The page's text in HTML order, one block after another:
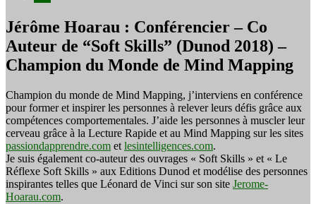
Jérôme Hoarau : Conférencier – Co
Auteur de “Soft Skills” (Dunod 2018) –
Champion du Monde de Mind Mapping
Champion du monde de Mind Mapping, j’interviens en conférence
pour former et inspirer les personnes à relever leurs défis grâce aux
compétences comportementales. J’aide les personnes à muscler leur
cerveau grâce à la Lecture Rapide et au Mind Mapping sur les sites
passiondapprendre.com et lesintelligences.com.
Je suis également co-auteur des ouvrages « Soft Skills » et « Le
Réflexe Soft Skills » aux Editions Dunod et modélise des personnes
inspirantes telles que Léonard de Vinci sur son site Jerome-
Hoarau.com.